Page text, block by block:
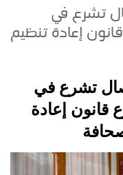
تشرع في
إعادة تنظيم
تشرع في
قانون إعادة